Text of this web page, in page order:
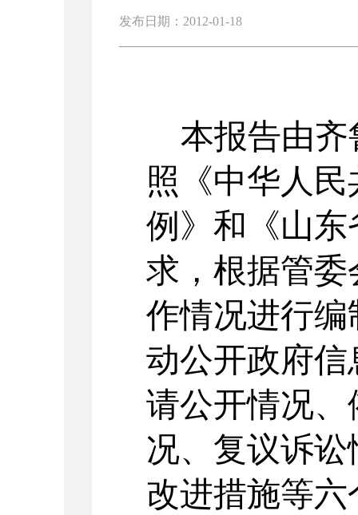
发布日期：2012-01-18
本报告由
照《中华人
例》和《山
求，根据管委
作情况进行
动公开政府
请公开情况
况、复议诉
改进措施等